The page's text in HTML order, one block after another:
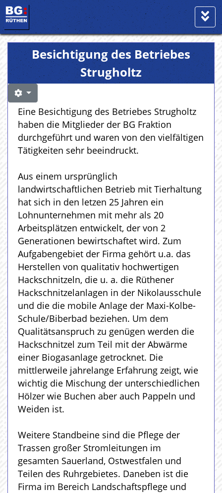
Besichtigung des Betriebes
Strugholtz
Eine Besichtigung des Betriebes Strugholtz
haben die Mitglieder der BG Fraktion
durchgeführt und waren von den vielfältigen
Tätigkeiten sehr beeindruckt.
Aus einem ursprünglich
landwirtschaftlichen Betrieb mit Tierhaltung
hat sich in den letzen 25 Jahren ein
Lohnunternehmen mit mehr als 20
Arbeitsplätzen entwickelt, der von 2
Generationen bewirtschaftet wird. Zum
Aufgabengebiet der Firma gehört u.a. das
Herstellen von qualitativ hochwertigen
Hackschnitzeln, die u. a. die Rüthener
Hackschnitzelanlagen in der Nikolausschule
und die die mobile Anlage der Maxi-Kolbe-
Schule/Biberbad beziehen. Um dem
Qualitätsanspruch zu genügen werden die
Hackschnitzel zum Teil mit der Abwärme
einer Biogasanlage getrocknet. Die
mittlerweile jahrelange Erfahrung zeigt, wie
wichtig die Mischung der unterschiedlichen
Hölzer wie Buchen aber auch Pappeln und
Weiden ist.
Weitere Standbeine sind die Pflege der
Trassen großer Stromleitungen im
gesamten Sauerland, Ostwestfalen und
Teilen des Ruhrgebietes. Daneben ist die
Firma im Bereich Landschaftspflege und